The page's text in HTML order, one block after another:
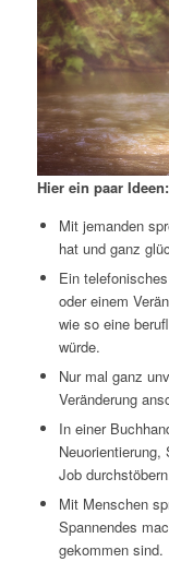
Hier ein paar Ideen:
Mit jemanden
hat und ganz
Ein
oder einem
wie so eine
würde.
Nur mal ganz
Veränderung
In einer
Job
Mit Menschen
Spannendes
gekommen sind.